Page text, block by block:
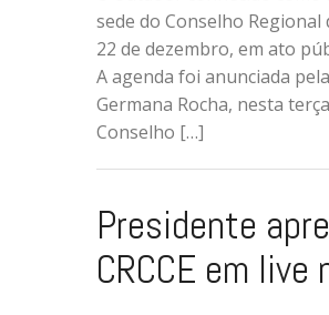
sede do Conselho
22 de dezembro, em ato
A agenda foi anunciada
Germana Rocha, nesta
Conselho […]
Presidente
CRCCE em